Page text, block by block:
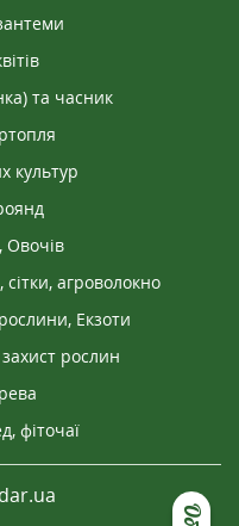
та часник
культур
Овочів
агроволокно
Екзоти
рослин
фіточаї